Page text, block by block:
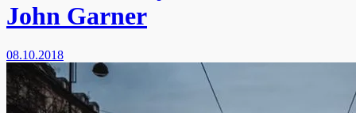
John Garner
08.10.2018